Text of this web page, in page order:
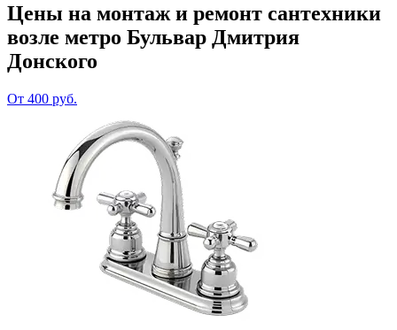
Цены на монтаж и ремонт сантехники
возле метро Бульвар Дмитрия
Донского
От 400 руб.